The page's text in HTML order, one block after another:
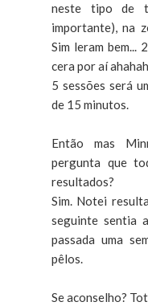
neste tipo de
importante), na
Sim leram bem...
cera por aí
5 sessões será
de 15 minutos.
Então mas
pergunta que
resultados?
Sim. Notei
seguinte sentia
passada uma
pêlos.
Se aconselho?